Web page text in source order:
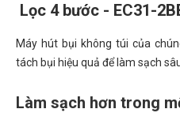
Lọc 4 bước - EC31-
Máy hút bụi không túi của
tách bụi hiệu quả để làm sạch
Làm sạch hơn trong